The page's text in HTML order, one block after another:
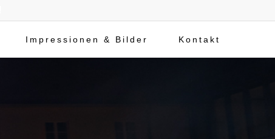
Impressionen & Bilder Kontakt